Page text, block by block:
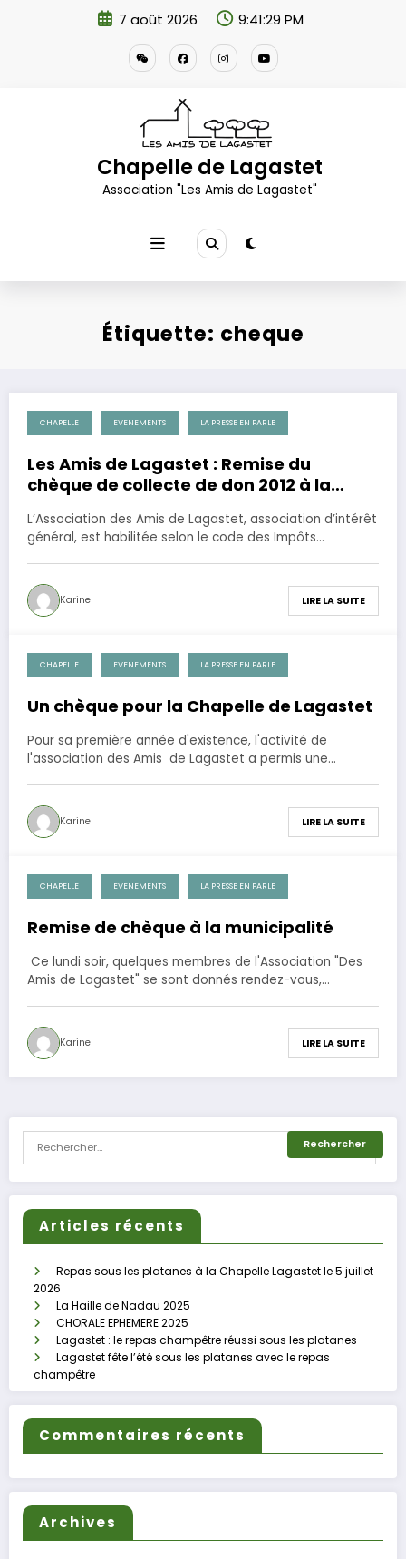
7 août 2026 9:41:29 PM
Chapelle de Lagastet
Association "Les Amis de Lagastet"
Étiquette: cheque
15 mai 2013
CHAPELLE EVENEMENTS LA PRESSE EN PARLE
Les Amis de Lagastet : Remise du
chèque de collecte de don 2012 à la
L’Association des Amis de Lagastet, association d’intérêt
général, est habilitée selon le code des Impôts…
Karine LIRE LA SUITE
1 mai 2012
CHAPELLE EVENEMENTS LA PRESSE EN PARLE
Un chèque pour la Chapelle de Lagastet
Pour sa première année d'existence, l'activité de
l'association des Amis de Lagastet a permis une…
Karine LIRE LA SUITE
3 avril 2012
CHAPELLE EVENEMENTS LA PRESSE EN PARLE
Remise de chèque à la municipalité
Ce lundi soir, quelques membres de l'Association "Des
Amis de Lagastet" se sont donnés rendez-vous,…
Karine LIRE LA SUITE
Articles récents
Repas sous les platanes à la Chapelle Lagastet le 5 juillet
2026
La Haille de Nadau 2025
CHORALE EPHEMERE 2025
Lagastet : le repas champêtre réussi sous les platanes
Lagastet fête l’été sous les platanes avec le repas
champêtre
Commentaires récents
Archives